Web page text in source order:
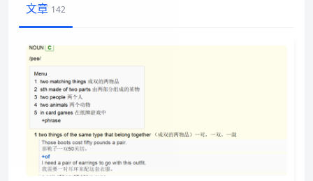
文章 142